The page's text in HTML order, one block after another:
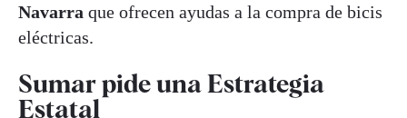
Navarra que ofrecen ayudas a la compra de bicis
eléctricas.
Sumar pide una Estrategia
Estatal